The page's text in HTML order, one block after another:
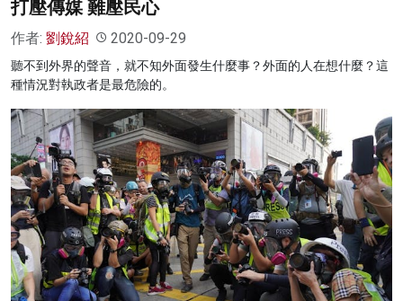
打壓傳媒 難壓民心
作者: 劉銳紹 2020-09-29
聽不到外界的聲音，就不知外面發生什麼事？外面的人在想什麼？這
種情況對執政者是最危險的。